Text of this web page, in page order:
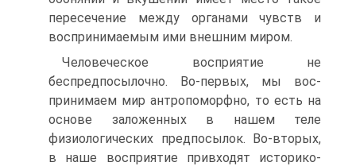
пе­ресечение между органами чувств и
воспринимаемым ими внешним миром.
Человеческое восприятие не
беспредпосылочно. Во-первых, мы вос­
принимаем мир антропоморфно, то есть на
основе заложенных в на­шем теле
физиологических предпосылок. Во-вторых,
в наше воспри­ятие привходят историко-